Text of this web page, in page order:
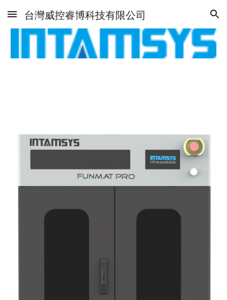
Skip to main content Skip to navigation
台灣威控睿博科技有限公司